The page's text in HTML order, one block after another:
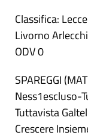
Classifica:
Livorno
ODV 0
SPAREGGI
Ness1escluso-
Tuttavista
Crescere